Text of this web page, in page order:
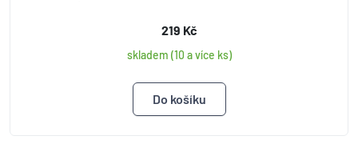
219 Kč
skladem (10 a více ks)